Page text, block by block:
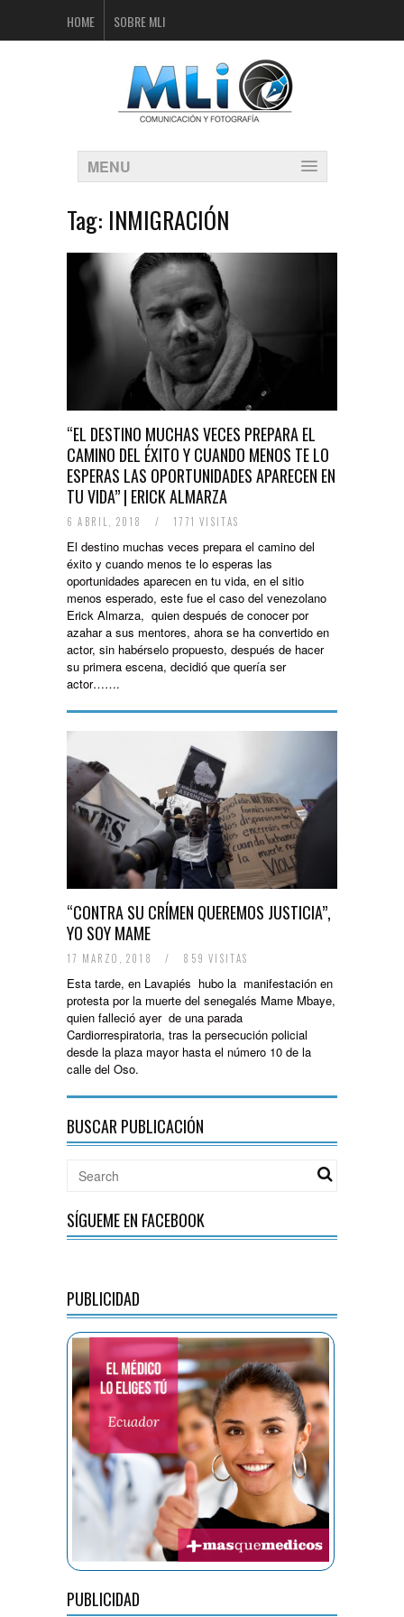
HOME SOBRE MLI
MENU
Tag: INMIGRACIÓN
“EL DESTINO MUCHAS VECES PREPARA EL
CAMINO DEL ÉXITO Y CUANDO MENOS TE LO
ESPERAS LAS OPORTUNIDADES APARECEN EN
TU VIDA” | ERICK ALMARZA
6 ABRIL, 2018 / 1771 VISITAS
El destino muchas veces prepara el camino del
éxito y cuando menos te lo esperas las
oportunidades aparecen en tu vida, en el sitio
menos esperado, este fue el caso del venezolano
Erick Almarza, quien después de conocer por
azahar a sus mentores, ahora se ha convertido en
actor, sin habérselo propuesto, después de hacer
su primera escena, decidió que quería ser
actor…….
“CONTRA SU CRÍMEN QUEREMOS JUSTICIA”,
YO SOY MAME
17 MARZO, 2018 / 859 VISITAS
Esta tarde, en Lavapiés hubo la manifestación en
protesta por la muerte del senegalés Mame Mbaye,
quien falleció ayer de una parada
Cardiorrespiratoria, tras la persecución policial
desde la plaza mayor hasta el número 10 de la
calle del Oso.
BUSCAR PUBLICACIÓN
SÍGUEME EN FACEBOOK
PUBLICIDAD
PUBLICIDAD